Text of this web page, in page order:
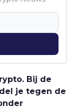
Bij de
je tegen de